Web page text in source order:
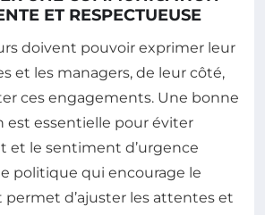
ET RESPECTUEUSE
doivent pouvoir exprimer leur
et les managers, de leur côté,
ces engagements. Une bonne
essentielle pour éviter
et le sentiment d’urgence
politique qui encourage le
d’ajuster les attentes et